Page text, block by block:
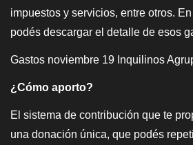
impuestos y servicios, entre otros.
podés descargar el detalle de esos
Gastos noviembre 19 Inquilinos
¿Cómo aporto?
El sistema de contribución que te
una donación única, que podés